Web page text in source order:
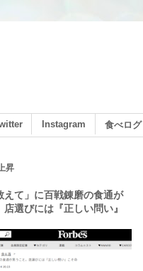
Instagram 食べログ
昇
えて」に百戦錬磨の食通が
選びには『正しい問い』